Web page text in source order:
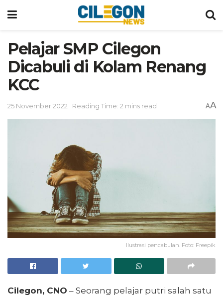
Pelajar SMP Cilegon
Dicabuli di Kolam Renang
KCC
25 November 2022 Reading Time: 2 mins read AA
Ilustrasi pencabulan. Foto: Freepik
Cilegon, CNO – Seorang pelajar putri salah satu